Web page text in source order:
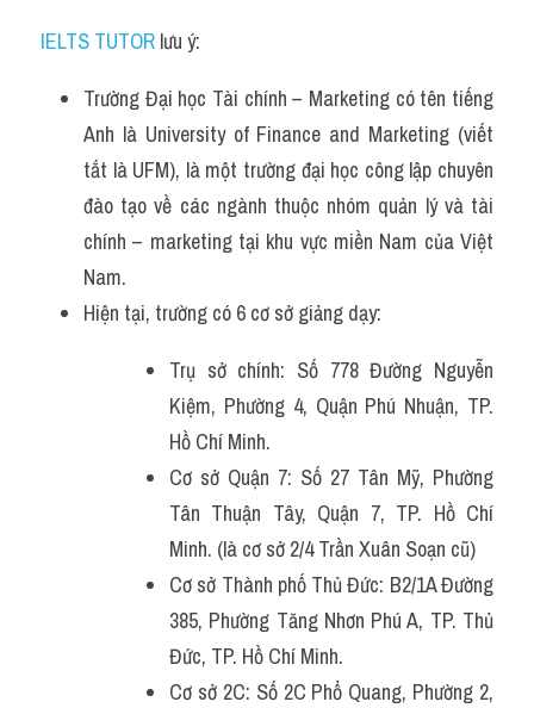
Vocabulary
IELTS TUTOR lưu ý:
Trường Đại học Tài chính – Marketing có tên tiếng
Anh là University of Finance and Marketing (viết
tắt là UFM), là một trường đại học công lập chuyên
đào tạo về các ngành thuộc nhóm quản lý và tài
chính – marketing tại khu vực miền Nam của Việt
Nam.
Hiện tại, trường có 6 cơ sở giảng dạy:
Trụ sở chính: Số 778 Đường Nguyễn
Kiệm, Phường 4, Quận Phú Nhuận, TP.
Hồ Chí Minh.
Cơ sở Quận 7: Số 27 Tân Mỹ, Phường
Tân Thuận Tây, Quận 7, TP. Hồ Chí
Minh. (là cơ sở 2/4 Trần Xuân Soạn cũ)
Cơ sở Thành phố Thủ Đức: B2/1A Đường
385, Phường Tăng Nhơn Phú A, TP. Thủ
Đức, TP. Hồ Chí Minh.
Cơ sở 2C: Số 2C Phổ Quang, Phường 2,